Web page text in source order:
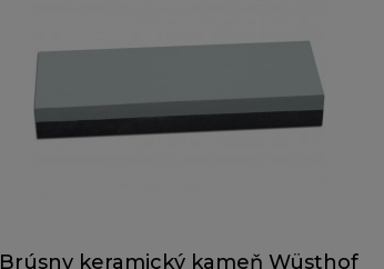
Brúsny keramický kameň Wüsthof